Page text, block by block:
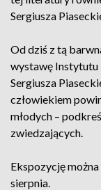
Sergiusza
Od dziś z tą
wystawę Instytutu
Sergiusza
człowiekiem
młodych –
zwiedzających.
Ekspozycję
sierpnia.